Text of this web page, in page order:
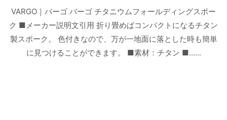
VARGO｜バーゴ バーゴ チタニウムフォールディングスポー
ク ■メーカー説明文引用 折り畳めばコンパクトになるチタン
製スポーク。 色付きなので、万が一地面に落とした時も簡単
に見つけることができます。 ■素材：チタン ■…...